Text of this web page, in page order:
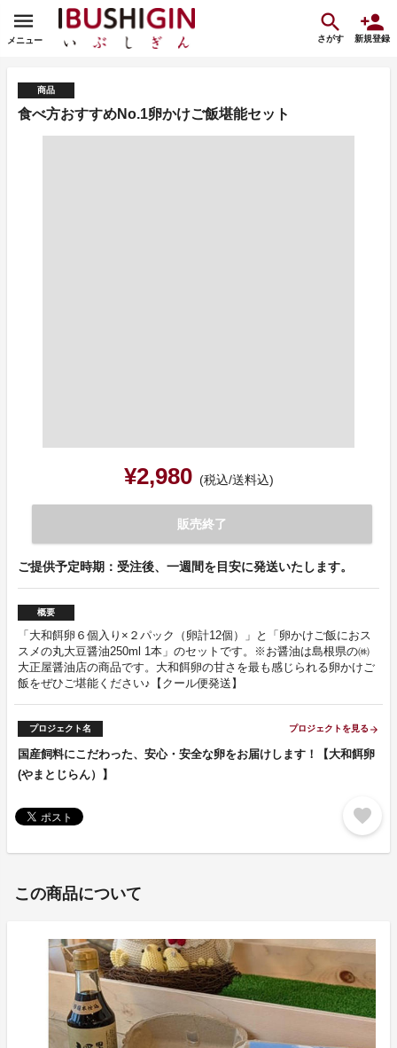
メニュー さがす 新規登録
商品
食べ方おすすめNo.1卵かけご飯堪能セット
¥2,980 (税込/送料込)
販売終了
ご提供予定時期：受注後、一週間を目安に発送いたします。
概要
「大和餌卵６個入り×２パック（卵計12個）」と「卵かけご飯におス
スメの丸大豆醤油250ml 1本」のセットです。※お醤油は島根県の㈱
大正屋醤油店の商品です。大和餌卵の甘さを最も感じられる卵かけご
飯をぜひご堪能ください♪【クール便発送】
プロジェクト名 プロジェクトを見る arrow_forward
国産飼料にこだわった、安心・安全な卵をお届けします！【大和餌卵
(やまとじらん）】
favorite
この商品について